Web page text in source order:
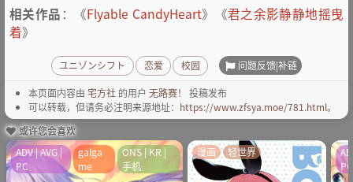
相关作品 ：《Flyable CandyHeart》《君之余影静静地摇曳
着》
ユニゾンシフト 恋爱 校园 问题反馈|补链
本页面内容由 宅方社 的用户 无路赛！
投稿发布
可以转载，但请务必注明来源地址： https://www.zfsya.moe/781.html。
或许您会喜欢
ADV | AVG |
PC
galga
me
ONS | KR |
手机
漫画 轻世界
PC